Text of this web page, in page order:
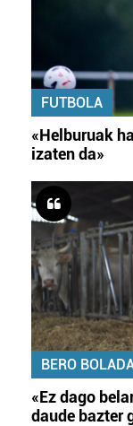
FUTBOLA
«Helburuak
izaten da»
BERO
«Ez dago
daude bazter